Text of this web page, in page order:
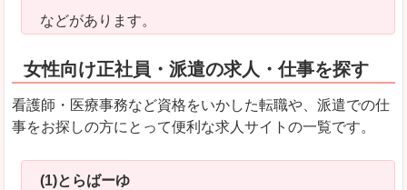
などがあります。
女性向け正社員・派遣の求人・仕事を探す
看護師・医療事務など資格をいかした転職や、派遣での仕
事をお探しの方にとって便利な求人サイトの一覧です。
(1)とらばーゆ